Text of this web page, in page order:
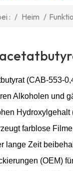
: / Heim /
(CAB-553-
Alkoholen und
farblose
lange Zeit
(OEM)